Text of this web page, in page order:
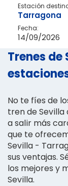
Estación
Tarragona
Fecha:
14/09/2026
Trenes
No te fíes de
tren de
a salir más
que te
Sevilla -
sus ventajas.
los mejores y
Sevilla.